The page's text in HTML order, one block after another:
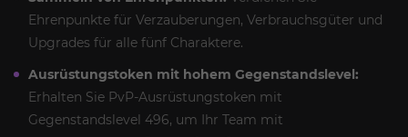
Ehrenpunkte für Verzauberungen, Verbrauchsgüter und
Upgrades für alle fünf Charaktere.
Ausrüstungstoken mit hohem Gegenstandslevel:
Erhalten Sie PvP-Ausrüstungstoken mit
Gegenstandslevel 496, um Ihr Team mit